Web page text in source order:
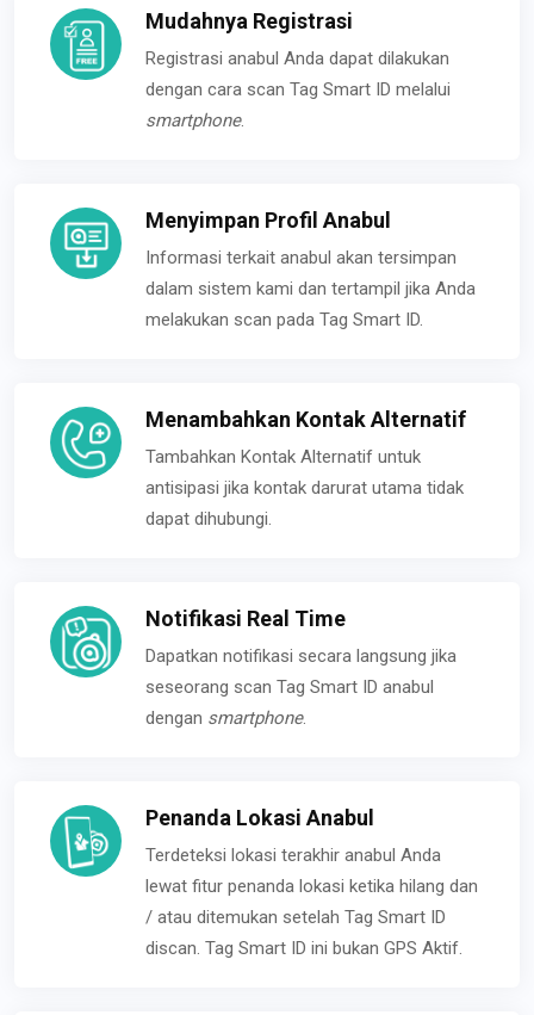
Mudahnya Registrasi
Registrasi anabul Anda dapat dilakukan
dengan cara scan Tag Smart ID melalui
smartphone.
Menyimpan Profil Anabul
Informasi terkait anabul akan tersimpan
dalam sistem kami dan tertampil jika Anda
melakukan scan pada Tag Smart ID.
Menambahkan Kontak Alternatif
Tambahkan Kontak Alternatif untuk
antisipasi jika kontak darurat utama tidak
dapat dihubungi.
Notifikasi Real Time
Dapatkan notifikasi secara langsung jika
seseorang scan Tag Smart ID anabul
dengan smartphone.
Penanda Lokasi Anabul
Terdeteksi lokasi terakhir anabul Anda
lewat fitur penanda lokasi ketika hilang dan
/ atau ditemukan setelah Tag Smart ID
discan. Tag Smart ID ini bukan GPS Aktif.